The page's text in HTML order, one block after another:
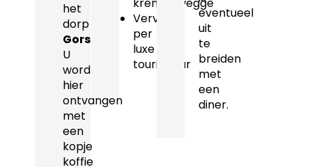
het
dorp
Gorssel
U
wordt
hier
ontvangen
met
een
kopje
koffie
krentenwegge
Vervoer
per
luxe
touringcar
eventueel
uit
te
breiden
met
een
diner.